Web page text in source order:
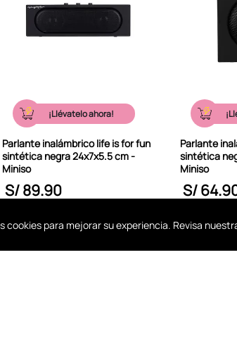
cookies para mejorar su experiencia. Revisa
¡Llévatelo ahora!
Parlante inalámbrico life is for fun
sintética negra 24x7x5.5 cm -
Miniso
S/89.90
A MI BOLSA
Parlante
sintética
Miniso
S/64.
A